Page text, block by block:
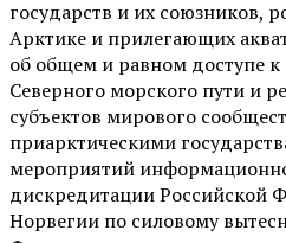
государств и их союзников,
Арктике и прилегающих
об общем и равном доступе
Северного морского пути и
субъектов мирового
приарктическими
мероприятий
дискредитации Российской
Норвегии по силовому